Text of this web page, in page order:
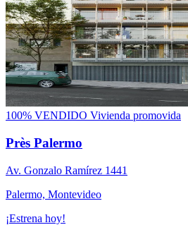
100% VENDIDO Vivienda promovida
Près Palermo
Av. Gonzalo Ramírez 1441
Palermo, Montevideo
¡Estrena hoy!